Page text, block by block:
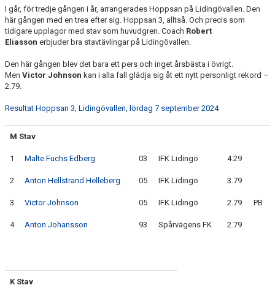
I går, för tredje gången i år, arrangerades Hoppsan på Lidingövallen. Den
här gången med en trea efter sig. Hoppsan 3, alltså. Och precis som
tidigare upplagor med stav som huvudgren. Coach Robert
Eliasson erbjuder bra stavtävlingar på Lidingövallen.
Den här gången blev det bara ett pers och inget årsbästa i övrigt.
Men Victor Johnson kan i alla fall glädja sig åt ett nytt personligt rekord –
2.79.
Resultat Hoppsan 3, Lidingövallen, lördag 7 september 2024
M Stav
1 Malte Fuchs Edberg 03 IFK Lidingö 4.29
2 Anton Hellstrand Helleberg 05 IFK Lidingö 3.79
3 Victor Johnson 05 IFK Lidingö 2.79 PB
4 Anton Johansson 93 Spårvägens FK 2.79
K Stav